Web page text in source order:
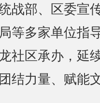
战部、区委宣
等多家单位指
社区承办，延
结力量、赋能